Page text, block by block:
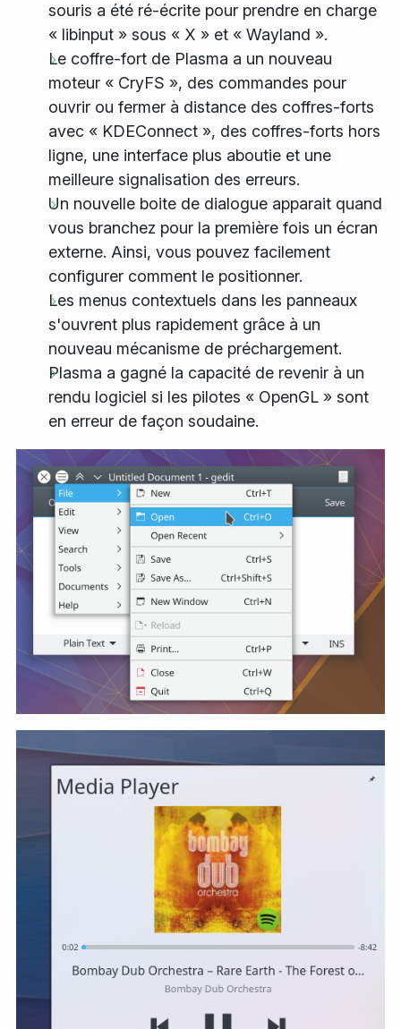
souris a été ré-écrite pour prendre en charge
« libinput » sous « X » et « Wayland ».
Le coffre-fort de Plasma a un nouveau
moteur « CryFS », des commandes pour
ouvrir ou fermer à distance des coffres-forts
avec « KDEConnect », des coffres-forts hors
ligne, une interface plus aboutie et une
meilleure signalisation des erreurs.
Un nouvelle boite de dialogue apparait quand
vous branchez pour la première fois un écran
externe. Ainsi, vous pouvez facilement
configurer comment le positionner.
Les menus contextuels dans les panneaux
s'ouvrent plus rapidement grâce à un
nouveau mécanisme de préchargement.
Plasma a gagné la capacité de revenir à un
rendu logiciel si les pilotes « OpenGL » sont
en erreur de façon soudaine.